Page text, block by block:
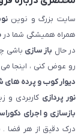
سایت بزرگ و نوین
همراه همیشگی شما در
در حال باز سازی باشی
رو عوض کنی ، اینجا
دیوار کوب و پرده
نور پردازی کاربردی و
بازسازی و اجرای
درک دقیق از هر فضا .